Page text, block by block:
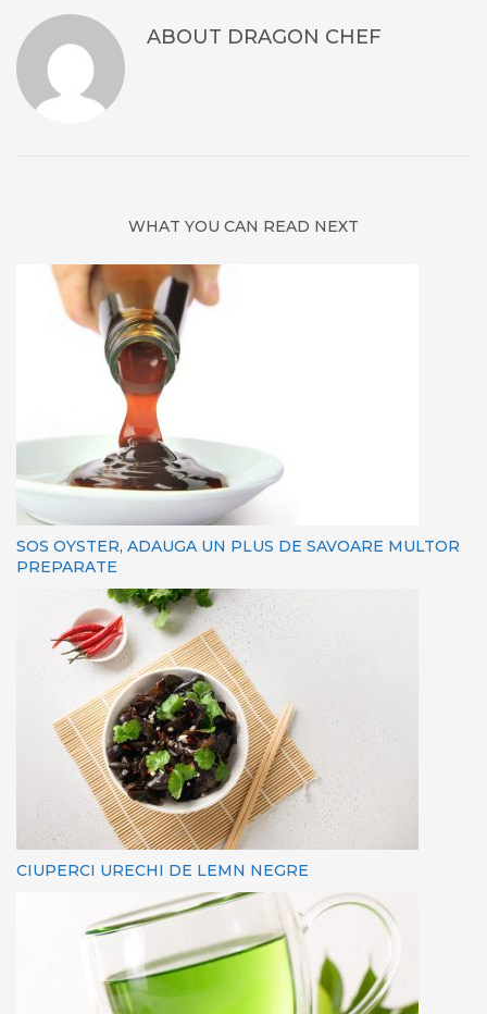
ABOUT DRAGON CHEF
WHAT YOU CAN READ NEXT
SOS OYSTER, ADAUGA UN PLUS DE SAVOARE MULTOR
PREPARATE
CIUPERCI URECHI DE LEMN NEGRE